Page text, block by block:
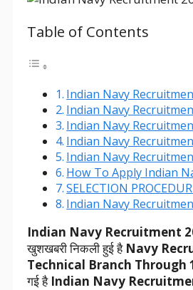
Table of Contents
Indian Navy
Indian Navy
Indian Navy
Indian Navy
Indian Navy
How To Apply Indian
SELECTION
Indian Navy
Indian Navy Recruitment
खुशखबरी निकली हुई है Navy
Technical Branch Through
गई है Indian Navy